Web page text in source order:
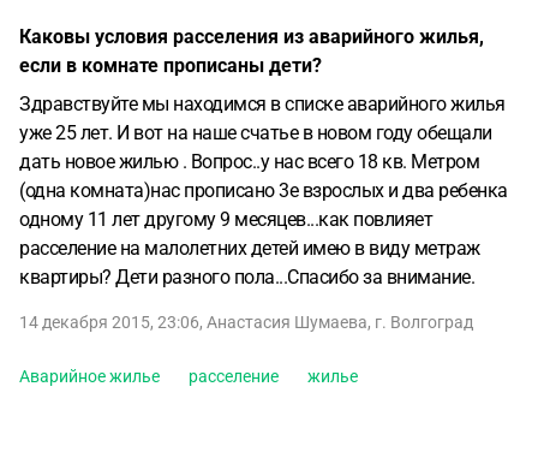
Каковы условия расселения из аварийного жилья,
если в комнате прописаны дети?
Здравствуйте мы находимся в списке аварийного жилья
уже 25 лет. И вот на наше счатье в новом году обещали
дать новое жилью . Вопрос..у нас всего 18 кв. Метром
(одна комната)нас прописано 3е взрослых и два ребенка
одному 11 лет другому 9 месяцев...как повлияет
расселение на малолетних детей имею в виду метраж
квартиры? Дети разного пола...Спасибо за внимание.
14 декабря 2015, 23:06, Анастасия Шумаева, г. Волгоград
Аварийное жилье расселение жилье